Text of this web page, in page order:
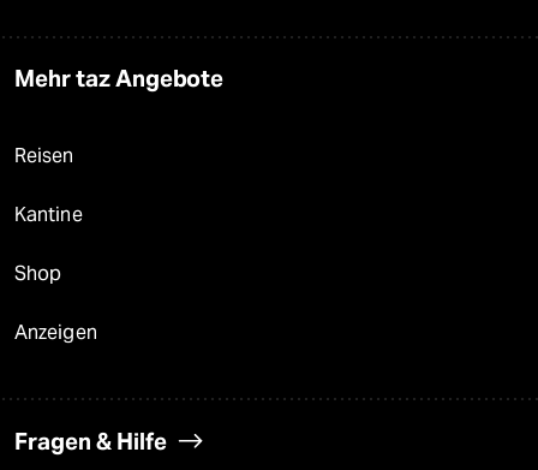
Mehr taz Angebote
Reisen
Kantine
Shop
Anzeigen
Fragen & Hilfe